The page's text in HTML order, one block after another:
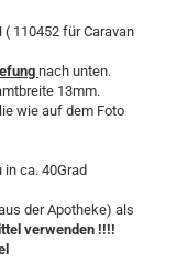
( 110452 für Caravan
nach unten.
13mm.
wie auf dem Foto
ca. 40Grad
der Apotheke) als
verwenden !!!!